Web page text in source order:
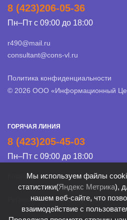
8 (423)206-05-36
Пн–Пт с 09:00 до 18:00
r490@mail.ru
consultant@cons-vl.ru
Политика конфиденциальности
© 2026 ООО «Информационный
ГОРЯЧАЯ ЛИНИЯ
8 (423)205-45-03
Пн–Пт с 09:00 до 18:00
hotline@cons-vl.ru
Регламент Линии консультации
Мы используем файлы
статистики(Яндекс Метрика),
нашем веб-сайте, что
взаимодействие с